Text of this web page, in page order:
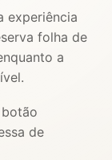
experiência
folha de
a
de